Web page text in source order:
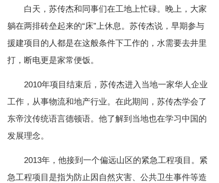
白天，苏传杰和同事们在工地上忙碌。晚上，大家
躺在两排砖垒起来的“床”上休息。苏传杰说，早期参与
援建项目的人都是在这般条件下工作的，水需要去井里
打，断电更是家常便饭。
2010年项目结束后，苏传杰进入当地一家华人企业
工作，从事物流和地产行业。在此期间，苏传杰学会了
东帝汶传统语言德顿语。他了解到当地也在学习中国的
发展理念。
2013年，他接到一个偏远山区的紧急工程项目。紧
急工程项目是指为防止因自然灾害、公共卫生事件等造